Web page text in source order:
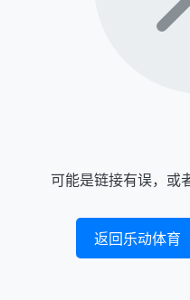
可能是链接有误，或
返回乐动体育